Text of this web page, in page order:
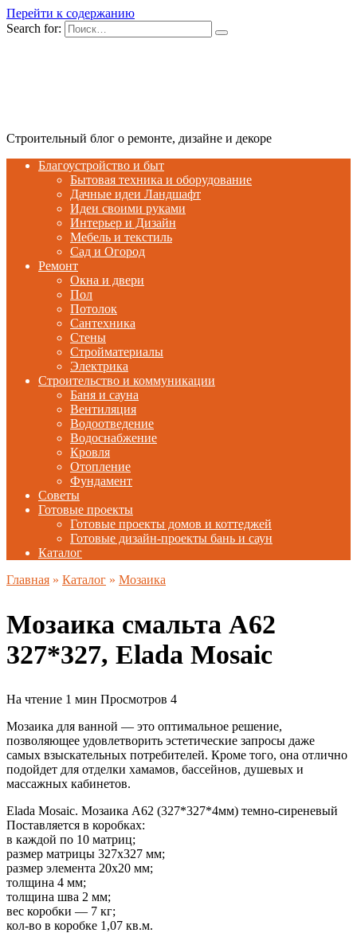
Перейти к содержанию
Search for:
Строительный блог о ремонте, дизайне и декоре
Благоустройство и быт
Бытовая техника и оборудование
Дачные идеи Ландшафт
Идеи своими руками
Интерьер и Дизайн
Мебель и текстиль
Сад и Огород
Ремонт
Окна и двери
Пол
Потолок
Сантехника
Стены
Стройматериалы
Электрика
Строительство и коммуникации
Баня и сауна
Вентиляция
Водоотведение
Водоснабжение
Кровля
Отопление
Фундамент
Советы
Готовые проекты
Готовые проекты домов и коттеджей
Готовые дизайн-проекты бань и саун
Каталог
Главная » Каталог » Мозаика
Мозаика смальта A62
327*327, Elada Mosaic
На чтение 1 мин Просмотров 4
Мозаика для ванной — это оптимальное решение,
позволяющее удовлетворить эстетические запросы даже
самых взыскательных потребителей. Кроме того, она отлично
подойдет для отделки хамамов, бассейнов, душевых и
массажных кабинетов.
Elada Mosaic. Мозаика A62 (327*327*4мм) темно-сиреневый
Поставляется в коробках:
в каждой по 10 матриц;
размер матрицы 327х327 мм;
размер элемента 20х20 мм;
толщина 4 мм;
толщина шва 2 мм;
вес коробки — 7 кг;
кол-во в коробке 1,07 кв.м.